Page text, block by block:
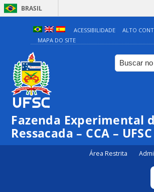
BRASIL
ACESSIBILIDADE
ALTO
MAPA DO SITE
Fazenda Experimental
Ressacada – CCA – UFSC
Área Restrita